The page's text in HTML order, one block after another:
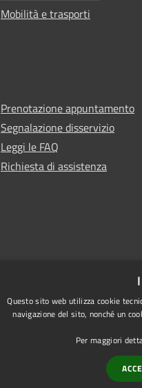
Mobilità e trasporti
Prenotazione appuntamento
Segnalazione disservizio
Leggi le FAQ
Richiesta di assistenza
Questo sito web utilizza cookie
navigazione del sito, nonché un
Per maggiori